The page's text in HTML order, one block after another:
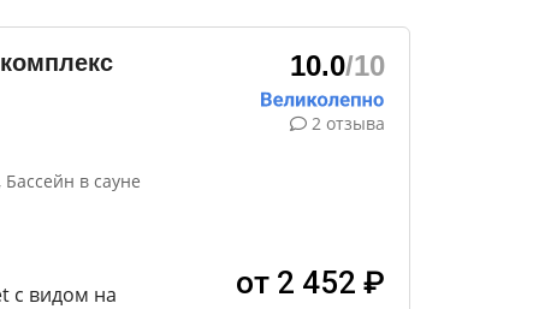
в сауне
с видом на
10.0/10
2 отзыва
от 2 452 ₽